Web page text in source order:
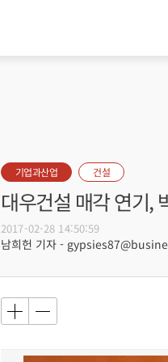
기업과산업 건설
대우건설 매각 연기,
2017-02-28 14:50:59
남희헌 기자 -